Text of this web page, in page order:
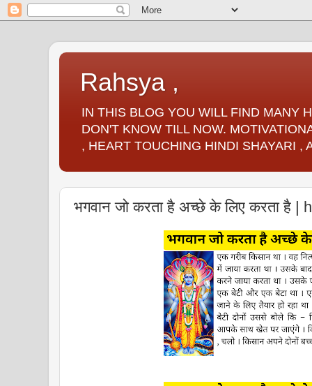
Rahsya ,
IN THIS BLOG YOU WILL FIND MANY
DON'T KNOW TILL NOW.
, HEART TOUCHING HINDI SHAYARI ,
भगवान जो करता है अच्छे के लिए करता है |